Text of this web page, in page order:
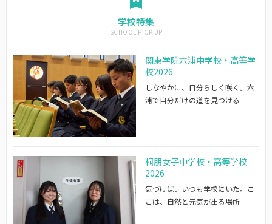
学校特集
関東学院六浦中学校・高等学
校2026
しなやかに、自分らしく咲く。六
浦で自分だけの道を見つける
桐朋女子中学校・高等学校
2026
気づけば、いつも学校にいた。こ
こは、自然と元気が出る場所